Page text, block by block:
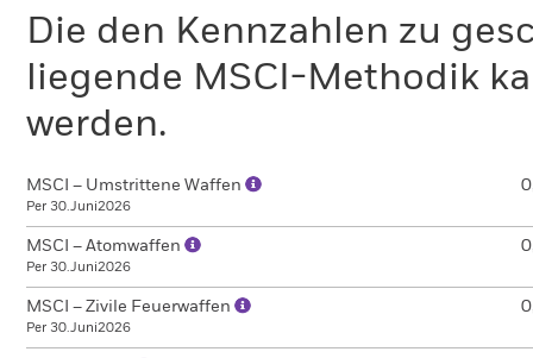
Die den Kennzahlen zu
liegende MSCI-Methodik
werden.
MSCI – Umstrittene Waffen
Per 30.Juni2026
MSCI – Atomwaffen
Per 30.Juni2026
MSCI – Zivile Feuerwaffen
Per 30.Juni2026